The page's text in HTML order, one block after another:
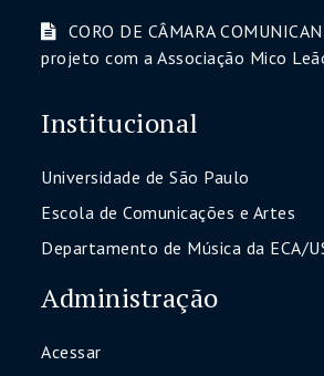
CORO DE CÂMARA
projeto com a Associação Mico
Institucional
Universidade de São Paulo
Escola de Comunicações e Artes
Departamento de Música da ECA/
Administração
Acessar